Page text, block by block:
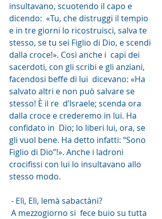
insultavano, scuotendo il capo e
dicendo:  «Tu, che distruggi il tempio
e in tre giorni lo ricostruisci, salva te
stesso, se tu sei Figlio di Dio, e scendi
dalla croce!». Così anche i  capi dei
sacerdoti, con gli scribi e gli anziani,
facendosi beffe di lui  dicevano: «Ha
salvato altri e non può salvare se
stesso! È il re  d’Israele; scenda ora
dalla croce e crederemo in lui. Ha
confidato in  Dio; lo liberi lui, ora, se
gli vuol bene. Ha detto infatti: “Sono
Figlio di Dio”!». Anche i ladroni
crocifissi con lui lo insultavano allo
stesso modo.
- Elì, Elì, lemà sabactàni?